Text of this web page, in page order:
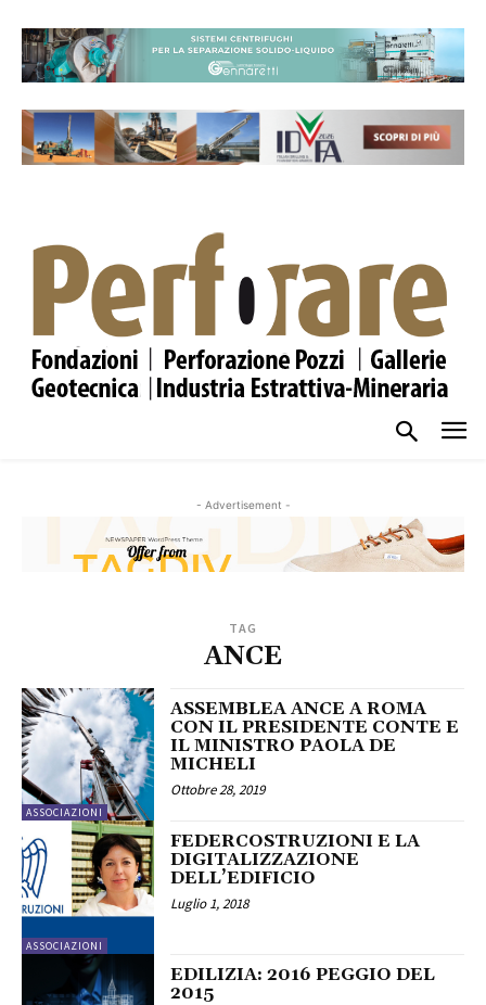
- Advertisement -
TAG
ANCE
ASSOCIAZIONI
ASSEMBLEA ANCE A ROMA
CON IL PRESIDENTE CONTE E
IL MINISTRO PAOLA DE
MICHELI
Ottobre 28, 2019
ASSOCIAZIONI
FEDERCOSTRUZIONI E LA
DIGITALIZZAZIONE
DELL’EDIFICIO
Luglio 1, 2018
EDILIZIA: 2016 PEGGIO DEL
2015